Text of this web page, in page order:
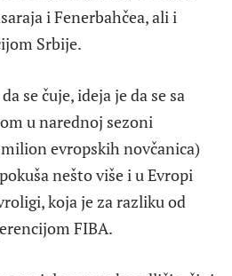
i Fenerbahčea, ali i
Srbije.
se čuje, ideja je da se sa
u narednoj sezoni
evropskih novčanica)
nešto više i u Evropi
koja je za razliku od
FIBA.